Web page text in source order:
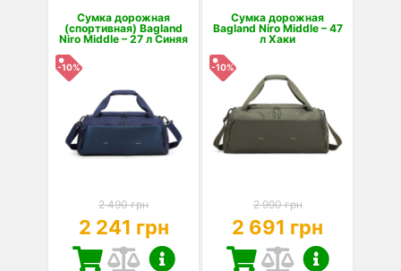
Сумка дорожная
(спортивная) Bagland
Niro Middle – 27 л Синяя
-10%
2 490 грн
2 241 грн
Сумка дорожная
Bagland Niro Middle – 47
л Хаки
-10%
2 990 грн
2 691 грн